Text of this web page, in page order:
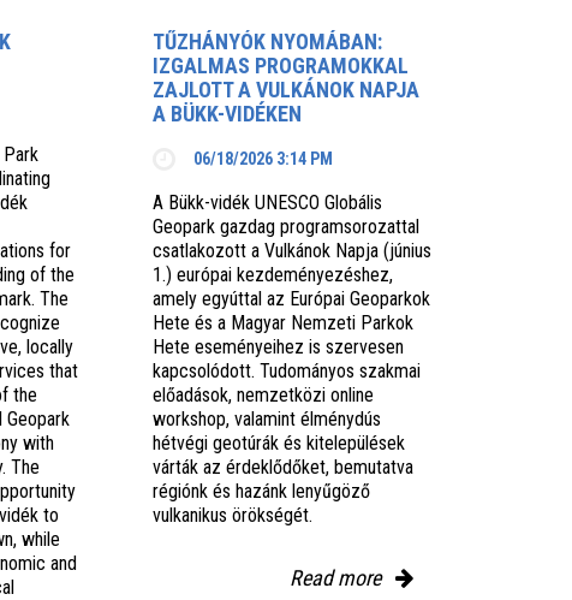
Park
for
of the
The
locally
that
the
Geopark
with
The
to
while
and
TŰZHÁNYÓK NYOMÁBAN:
IZGALMAS PROGRAMOKKAL
ZAJLOTT A VULKÁNOK NAPJA
A BÜKK-VIDÉKEN
06/18/2026 3:14 PM
A Bükk-vidék UNESCO Globális
Geopark gazdag programsorozattal
csatlakozott a Vulkánok Napja (június
1.) európai kezdeményezéshez,
amely egyúttal az Európai Geoparkok
Hete és a Magyar Nemzeti Parkok
Hete eseményeihez is szervesen
kapcsolódott. Tudományos szakmai
előadások, nemzetközi online
workshop, valamint élménydús
hétvégi geotúrák és kitelepülések
várták az érdeklődőket, bemutatva
régiónk és hazánk lenyűgöző
vulkanikus örökségét.
Read more